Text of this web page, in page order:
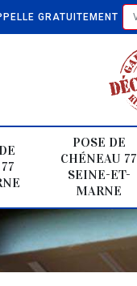
GRATUITEMENT
POSE DE
CHÉNEAU 77
SEINE-ET-
MARNE